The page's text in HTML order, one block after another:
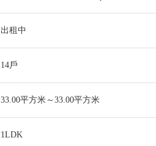
出租中
14戶
33.00平方米～33.00平方米
1LDK